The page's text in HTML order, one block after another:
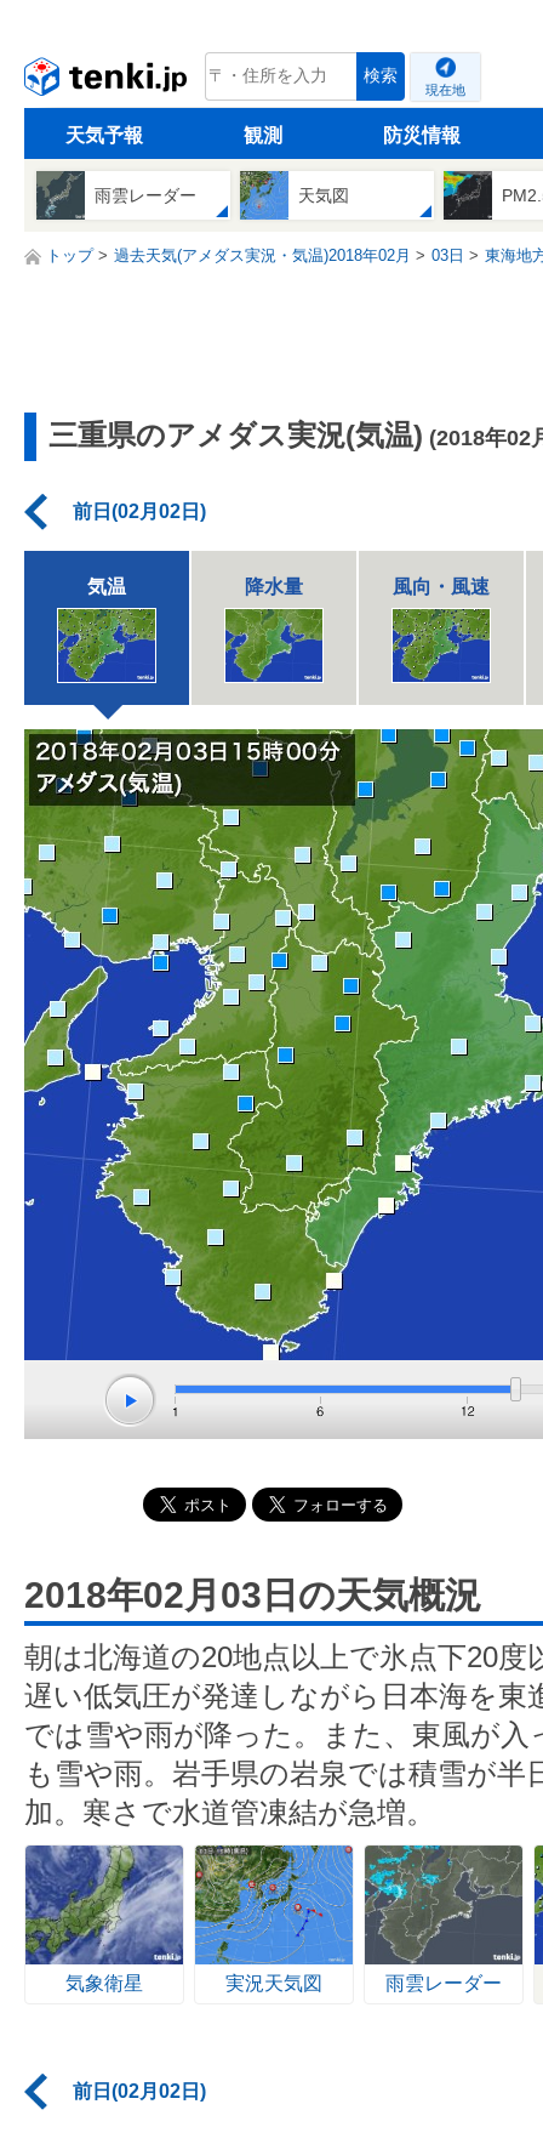
tenki.jp 検索
現在地
天気予報 観測 防災情報
雨雲レーダー 天気図
トップ 過去天気(アメダス実況・気温)2018年02月 03日 東海地
三重県のアメダス実況(気温) (2018年02
前日(02月02日)
気温 降水量 風向・風速
2018年02月03日の天気概況
朝は北海道の20地点以上で氷点下20
遅い低気圧が発達しながら日本海を東
では雪や雨が降った。また、東風が入
も雪や雨。岩手県の岩泉では積雪が
加。寒さで水道管凍結が急増。
気象衛星 実況天気図 雨雲レーダー
前日(02月02日)